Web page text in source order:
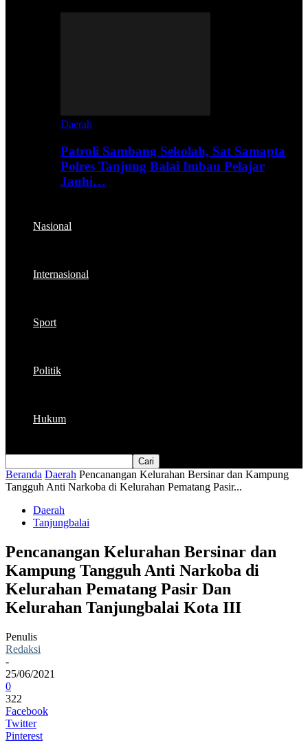
Daerah
Patroli Sambang Sekolah, Sat Samapta
Polres Tanjung Balai Imbau Pelajar
Jauhi…
Nasional
Internasional
Sport
Politik
Hukum
Beranda Daerah Pencanangan Kelurahan Bersinar dan Kampung
Tangguh Anti Narkoba di Kelurahan Pematang Pasir...
Daerah
Tanjungbalai
Pencanangan Kelurahan Bersinar dan
Kampung Tangguh Anti Narkoba di
Kelurahan Pematang Pasir Dan
Kelurahan Tanjungbalai Kota III
Penulis
Redaksi
-
25/06/2021
0
322
Facebook
Twitter
Pinterest